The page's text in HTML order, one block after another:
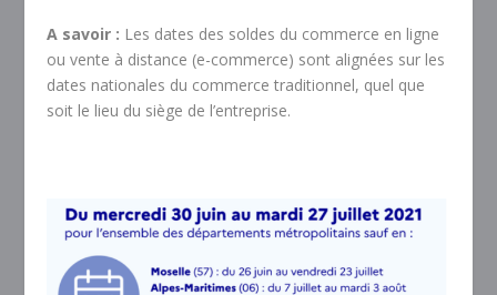
A savoir : Les dates des soldes du commerce en ligne
ou vente à distance (e-commerce) sont alignées sur les
dates nationales du commerce traditionnel, quel que
soit le lieu du siège de l’entreprise.